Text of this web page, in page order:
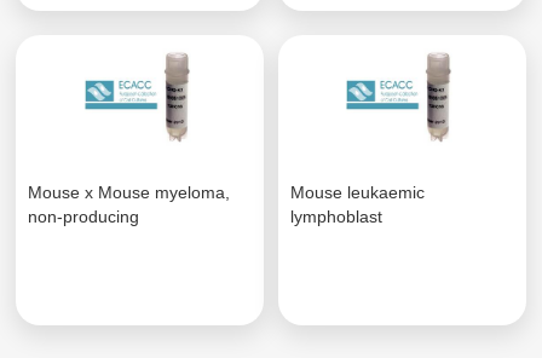
Mouse x Mouse myeloma,
non-producing
Mouse leukaemic
lymphoblast